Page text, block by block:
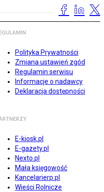
Polityka Prywatności
Zmiana ustawień zgód
Regulamin serwisu
Informacje o nadawcy
Deklaracja dostępności
E-kiosk.pl
E-gazety.pl
Nexto.pl
Mała księgowość
Kancelarierp.pl
Wieści Rolnicze